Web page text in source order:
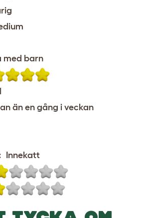
med barn
än en gång i veckan
Innekatt